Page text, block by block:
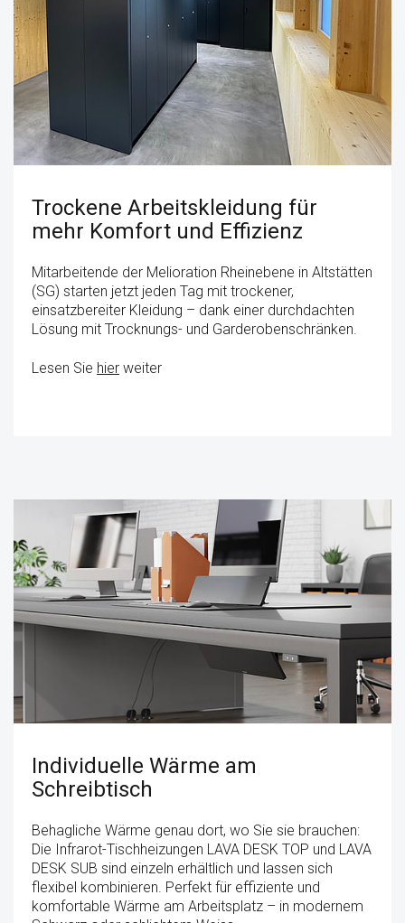
Trockene Arbeitskleidung für
mehr Komfort und Effizienz
Mitarbeitende der Melioration Rheinebene in Altstätten
(SG) starten jetzt jeden Tag mit trockener,
einsatzbereiter Kleidung – dank einer durchdachten
Lösung mit Trocknungs- und Garderobenschränken.
Lesen Sie hier weiter
Individuelle Wärme am
Schreibtisch
Behagliche Wärme genau dort, wo Sie sie brauchen:
Die Infrarot-Tischheizungen LAVA DESK TOP und LAVA
DESK SUB sind einzeln erhältlich und lassen sich
flexibel kombinieren. Perfekt für effiziente und
komfortable Wärme am Arbeitsplatz – in modernem